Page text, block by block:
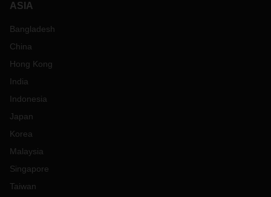
ASIA
Bangladesh
China
Hong Kong
India
Indonesia
Japan
Korea
Malaysia
Singapore
Taiwan